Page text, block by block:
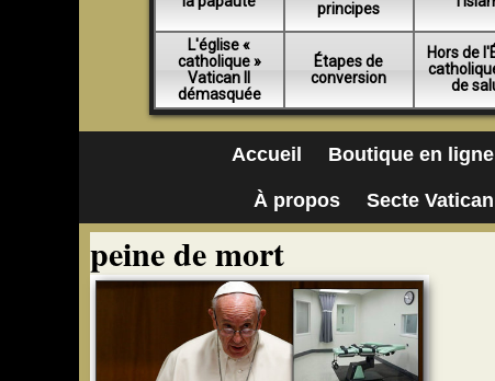
principes
L'église «
catholique »
Vatican II
démasquée
Étapes de
conversion
Hors de
de
Accueil Boutique en ligne
À propos Secte
peine de mort